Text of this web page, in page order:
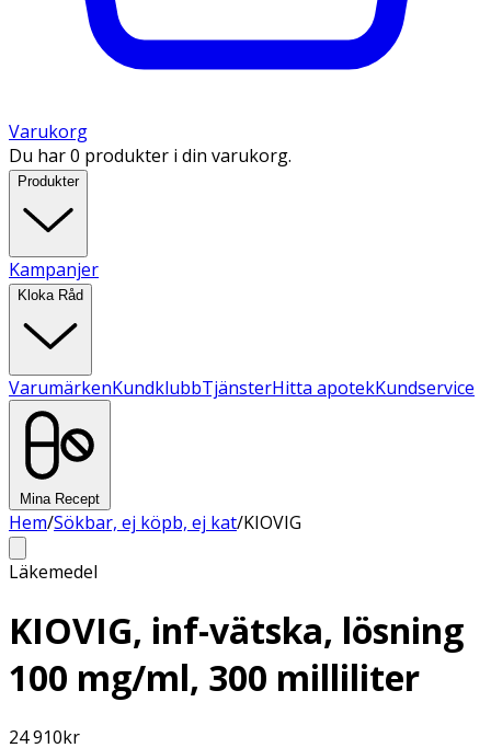
Varukorg
Du har 0 produkter i din varukorg.
Produkter
Kampanjer
Kloka Råd
VarumärkenKundklubbTjänsterHitta apotekKundservice
Mina Recept
Hem/Sökbar, ej köpb, ej kat/KIOVIG
Läkemedel
KIOVIG, inf-vätska, lösning
100 mg/ml, 300 milliliter
24 910kr